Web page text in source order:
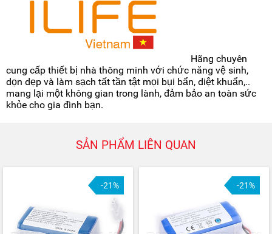
Hãng chuyên
cung cấp thiết bị nhà thông minh với chức năng vệ sinh,
dọn dẹp và làm sạch tất tần tật mọi bụi bẩn, diệt khuẩn,..
mang lại một không gian trong lành, đảm bảo an toàn sức
khỏe cho gia đình bạn.
SẢN PHẨM LIÊN QUAN
-21% -21%